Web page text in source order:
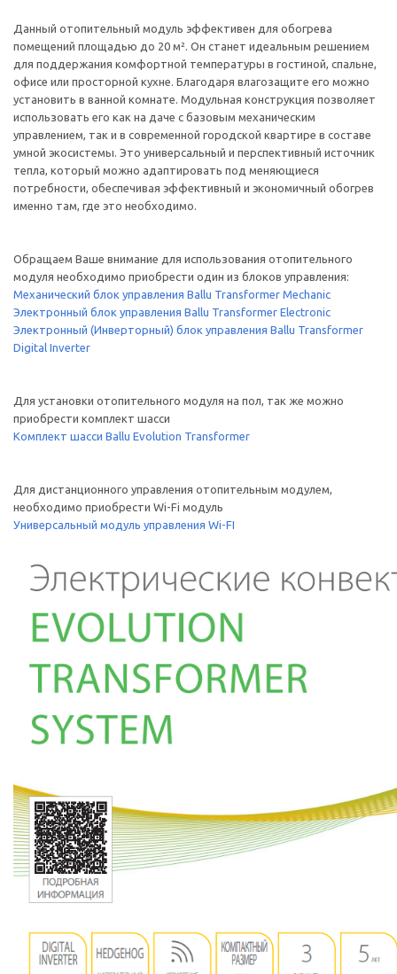
Данный отопительный модуль эффективен для обогрева
помещений площадью до 20 м². Он станет идеальным решением
для поддержания комфортной температуры в гостиной, спальне,
офисе или просторной кухне. Благодаря влагозащите его можно
установить в ванной комнате. Модульная конструкция позволяет
использовать его как на даче с базовым механическим
управлением, так и в современной городской квартире в составе
умной экосистемы. Это универсальный и перспективный источник
тепла, который можно адаптировать под меняющиеся
потребности, обеспечивая эффективный и экономичный обогрев
именно там, где это необходимо.
Обращаем Ваше внимание для использования отопительного
модуля необходимо приобрести один из блоков управления:
Механический блок управления Ballu Transformer Mechanic
Электронный блок управления Ballu Transformer Electronic
Электронный (Инверторный) блок управления Ballu Transformer
Digital Inverter
Для установки отопительного модуля на пол, так же можно
приобрести комплект шасси
Комплект шасси Ballu Evolution Transformer
Для дистанционного управления отопительным модулем,
необходимо приобрести Wi-Fi модуль
Универсальный модуль управления Wi-FI